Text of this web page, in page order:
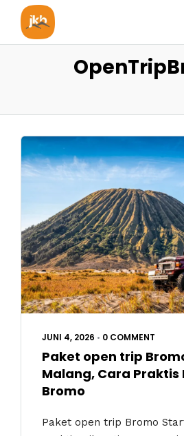
JUNI 4, 2026 • 0 COMMENT
Paket open trip
Malang, Cara Praktis
Bromo
Paket open trip Bromo